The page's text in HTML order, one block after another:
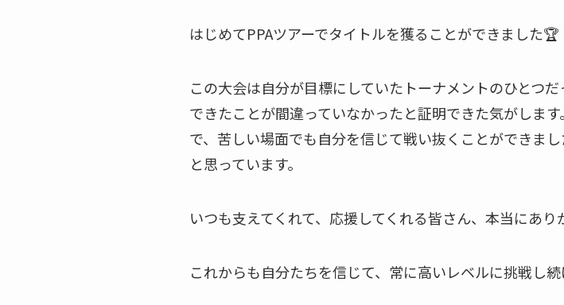
はじめてPPAツアーでタイトルを獲ることができました🏆
この大会は自分が目標にしていたトーナメントのひとつ
できたことが間違っていなかったと証明できた気がしま
で、苦しい場面でも自分を信じて戦い抜くことができま
と思っています。
いつも支えてくれて、応援してくれる皆さん、本当にあり
これからも自分たちを信じて、常に高いレベルに挑戦し続